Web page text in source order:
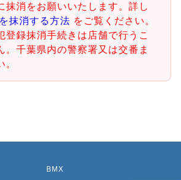
抹消をお願いいたします。詳し
抹消する方法 をご覧ください。
録抹消手続きは店舗で行うこ
。千葉県内の警察署又は交番ま
BMX